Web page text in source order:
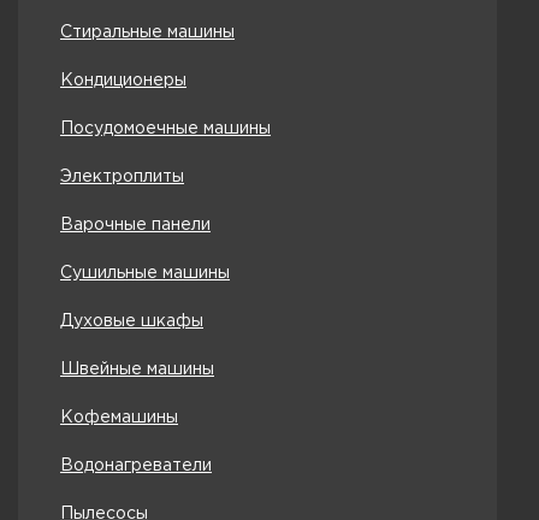
Стиральные машины
Кондиционеры
Посудомоечные машины
Электроплиты
Варочные панели
Сушильные машины
Духовые шкафы
Швейные машины
Кофемашины
Водонагреватели
Пылесосы